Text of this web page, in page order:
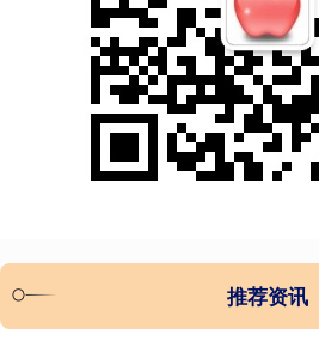
推荐资讯